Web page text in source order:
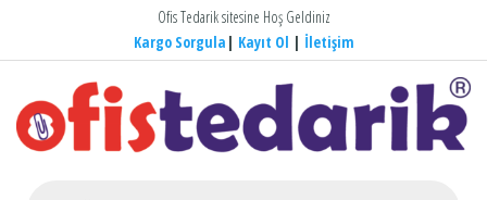
Ofis Tedarik sitesine Hoş Geldiniz
Kargo Sorgula | Kayıt Ol | İletişim